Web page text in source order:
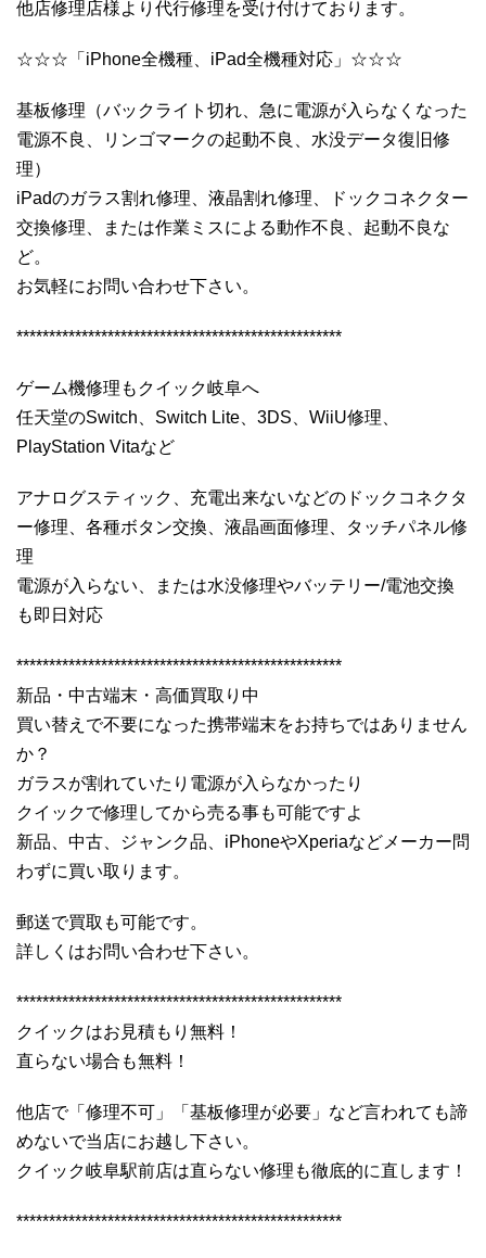
他店修理店様より代行修理を受け付けております。
☆☆☆「iPhone全機種、iPad全機種対応」☆☆☆
基板修理（バックライト切れ、急に電源が入らなくなった
電源不良、リンゴマークの起動不良、水没データ復旧修
理）
iPadのガラス割れ修理、液晶割れ修理、ドックコネクター
交換修理、または作業ミスによる動作不良、起動不良な
ど。
お気軽にお問い合わせ下さい。
**************************************************
ゲーム機修理もクイック岐阜へ
任天堂のSwitch、Switch Lite、3DS、WiiU修理、
PlayStation Vitaなど
アナログスティック、充電出来ないなどのドックコネクタ
ー修理、各種ボタン交換、液晶画面修理、タッチパネル修
理
電源が入らない、または水没修理やバッテリー/電池交換
も即日対応
**************************************************
新品・中古端末・高価買取り中
買い替えで不要になった携帯端末をお持ちではありません
か？
ガラスが割れていたり電源が入らなかったり
クイックで修理してから売る事も可能ですよ
新品、中古、ジャンク品、iPhoneやXperiaなどメーカー問
わずに買い取ります。
郵送で買取も可能です。
詳しくはお問い合わせ下さい。
**************************************************
クイックはお見積もり無料！
直らない場合も無料！
他店で「修理不可」「基板修理が必要」など言われても諦
めないで当店にお越し下さい。
クイック岐阜駅前店は直らない修理も徹底的に直します！
**************************************************